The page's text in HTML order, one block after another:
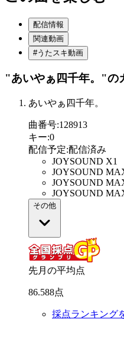
配信情報
関連動画
#うたスキ動画
"あいやぁ四千年。"の
あいやぁ四千年。
曲番号:128913
キー:0
配信予定:配信済み
JOYSOUND X1
JOYSOUND
JOYSOUND
JOYSOUND
その他
先月の平均点
86.588点
採点ランキング